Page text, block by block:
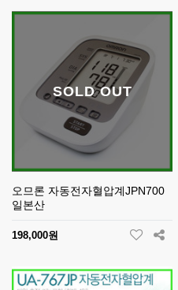
SOLD OUT
오므론 자동전자혈압계JPN700
일본산
198,000원